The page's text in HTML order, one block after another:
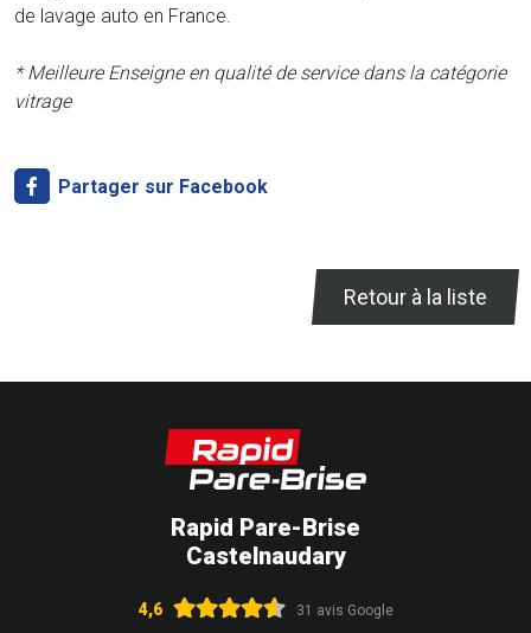
de lavage auto en France.
* Meilleure Enseigne en qualité de service dans la catégorie
vitrage
Partager sur Facebook
Retour à la liste
Rapid Pare-Brise
Castelnaudary
4,6 31 avis Google